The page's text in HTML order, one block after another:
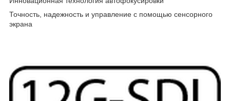
Точность, надежность и управление с помощью сенсорного
экрана